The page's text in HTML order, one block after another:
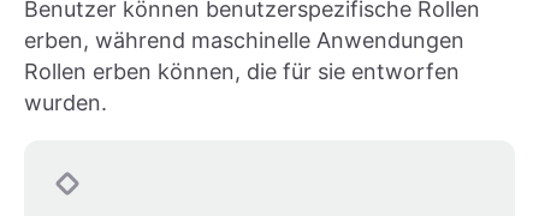
Benutzer können benutzerspezifische Rollen
erben, während maschinelle Anwendungen
Rollen erben können, die für sie entworfen
wurden.